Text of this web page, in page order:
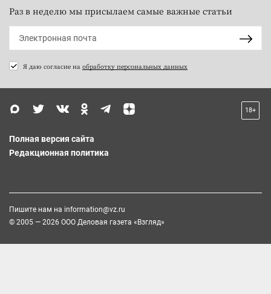
Раз в неделю мы присылаем самые важные статьи
Я даю согласие на обработку персональных данных
18+
Полная версия сайта
Редакционная политика
Пишите нам на information@vz.ru
© 2005 — 2026 ООО Деловая газета «Взгляд»